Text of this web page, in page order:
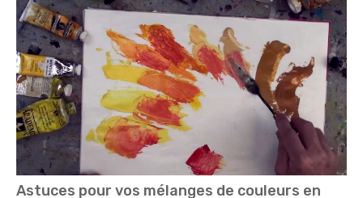
Astuces pour vos mélanges de couleurs en